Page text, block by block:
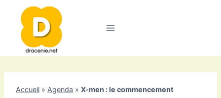
contenu
Accueil » Agenda » X-men : le commencement